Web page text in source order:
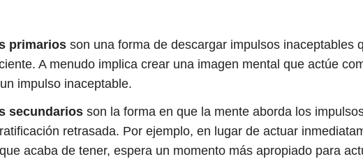
primariosson una forma de descargar impulsos inaceptables
A menudo implica crear una imagen mental que actúe
impulso inaceptable.
secundariosson la forma en que la mente aborda los
retrasada. Por ejemplo, en lugar de actuar
acaba de tener, espera un momento más apropiado para